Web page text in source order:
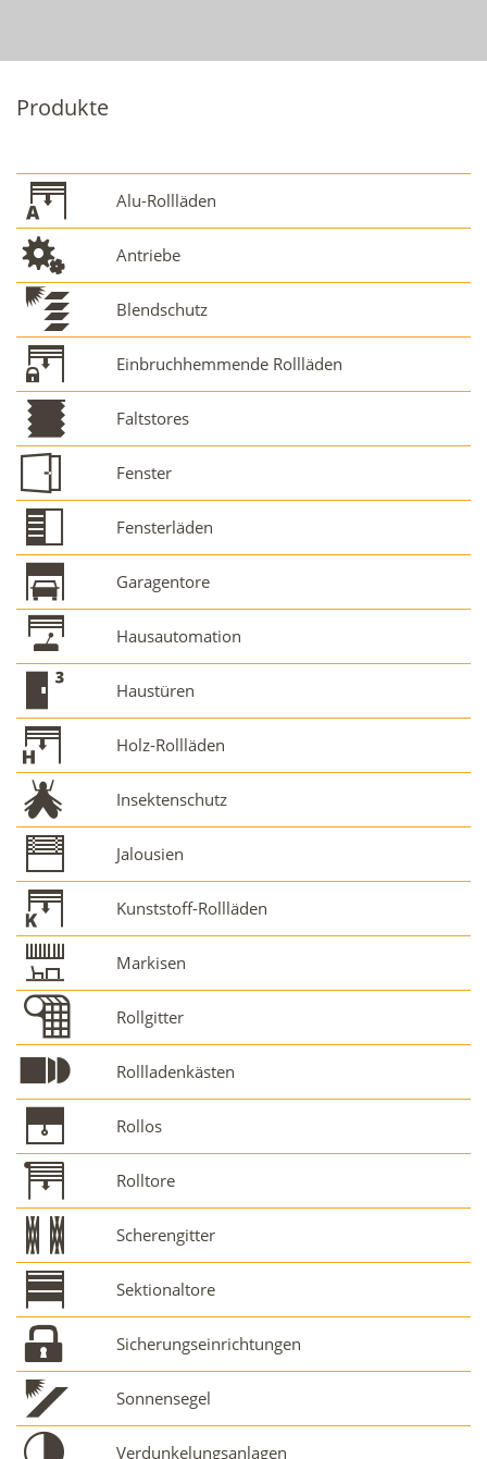
Produkte
Alu-Rollläden
Antriebe
Blendschutz
Einbruchhemmende Rollläden
Faltstores
Fenster
Fensterläden
Garagentore
Hausautomation
Haustüren
Holz-Rollläden
Insektenschutz
Jalousien
Kunststoff-Rollläden
Markisen
Rollgitter
Rollladenkästen
Rollos
Rolltore
Scherengitter
Sektionaltore
Sicherungseinrichtungen
Sonnensegel
Verdunkelungsanlagen